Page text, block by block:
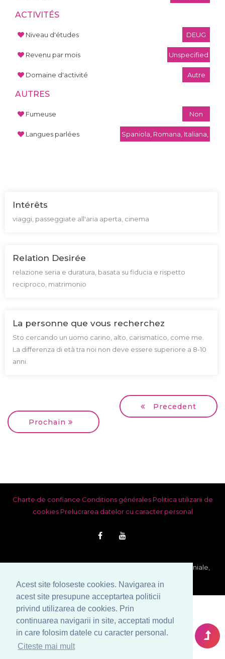
Acest site foloseste cookies. Navigarea in
acest site presupune acceptartea politicii
privind utilizarea de cookies. Prin
continuarea navigarii in site, acceptati modul
in care folosim datele cu caracter personal.
Citeste mai mult
ACTIVITÉS
Niveau d'études DEUG
Revenu par mois Unspecified
Domaine d'activité Autre
AUTRES
Fumeuse Non
Langues parlées Spaniola, Romana, Italiana,
Intérêts
viaggi, passeggiate all'aria aperta, cinema
Relation Desirée
relazione seria e duratura, basata su fiducia e rispetto
reciproco, matrimonio
La personne que vous recherchez
Sto cercando un uomo carino, alto, carismatico, come me.
La differenza di età tra noi non deve essere superiore a 8-10
anni.
Precedent
Prochain
Charte de confiance Conditions générales Politica utilizarii de
cookies Prelucrarea datelor cu caracter personal
© Copyright 1999-2026 Venera S.R.L. - Agence Matrimoniale,